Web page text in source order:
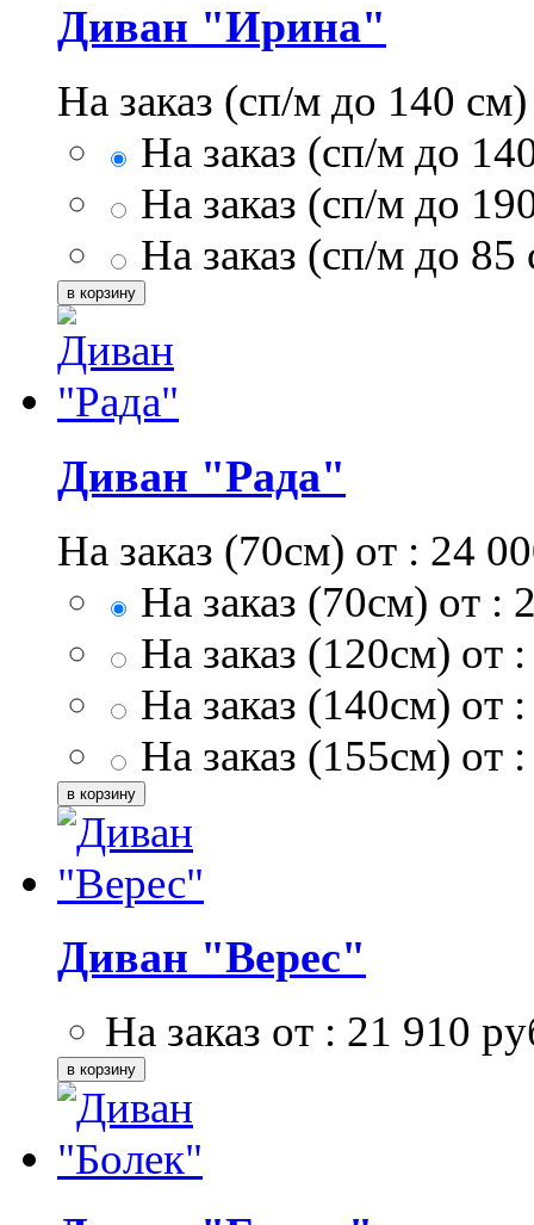
Диван "Ирина"
На заказ (сп/м до 140
На заказ (сп/м до
На заказ (сп/м до
На заказ (сп/м до 85
Диван "Рада"
На заказ (70см) от : 24
На заказ (70см) от :
На заказ (120см) от :
На заказ (140см) от :
На заказ (155см) от :
Диван "Верес"
На заказ от : 21 910